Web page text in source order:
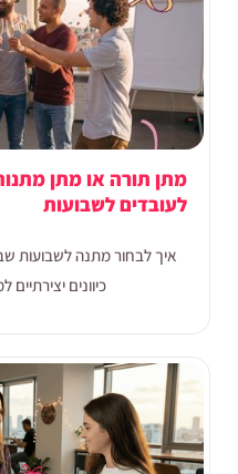
מתן תורה או מתן
לעובדים לשבועות
כיוונים